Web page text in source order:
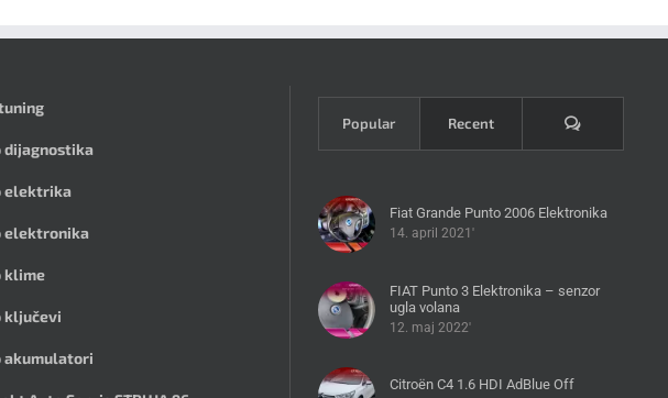
dijagnostika
elektrika
elektronika
klime
ključevi
akumulatori
Popular Recent Komentari
Fiat Grande Punto 2006 Elektronika
14. april 2021'
FIAT Punto 3 Elektronika – senzor
ugla volana
12. maj 2022'
Citroën C4 1.6 HDI AdBlue Off